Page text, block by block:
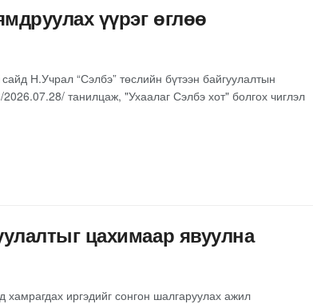
үүрэг өглөө
Н.Учрал “Сэлбэ” төслийн бүтээн байгуулалтын
танилцаж, "Ухаалаг Сэлбэ хот" болгох чиглэл
цахимаар явуулна
хамрагдах иргэдийг сонгон шалгаруулах ажил